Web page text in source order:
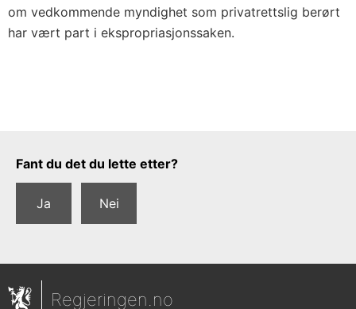
om vedkommende myndighet som privatrettslig berørt
har vært part i ekspropriasjonssaken.
Tilbakemeldingsskjema
Fant du det du lette etter?
Ja Nei
Regjeringen.no